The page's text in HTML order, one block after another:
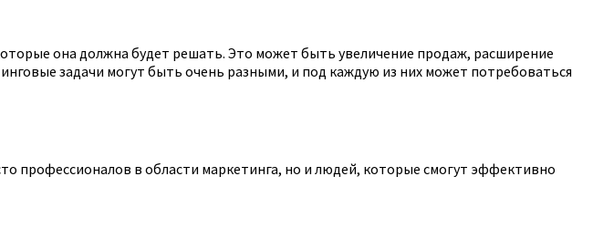
она должна будет решать. Это может быть увеличение продаж, расширение
задачи могут быть очень разными, и под каждую из них может потребоваться
профессионалов в области маркетинга, но и людей, которые смогут эффективно